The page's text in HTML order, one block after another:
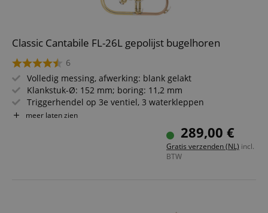
Classic Cantabile FL-26L gepolijst bugelhoren
6
Volledig messing, afwerking: blank gelakt
Klankstuk-Ø: 152 mm; boring: 11,2 mm
Triggerhendel op 3e ventiel, 3 waterkleppen
Notenhouderdoosje, USA-schacht
Inclusief mondstuk & lichtgewicht koffer
meer laten zien
289,00 €
Gratis verzenden (NL) incl.
BTW